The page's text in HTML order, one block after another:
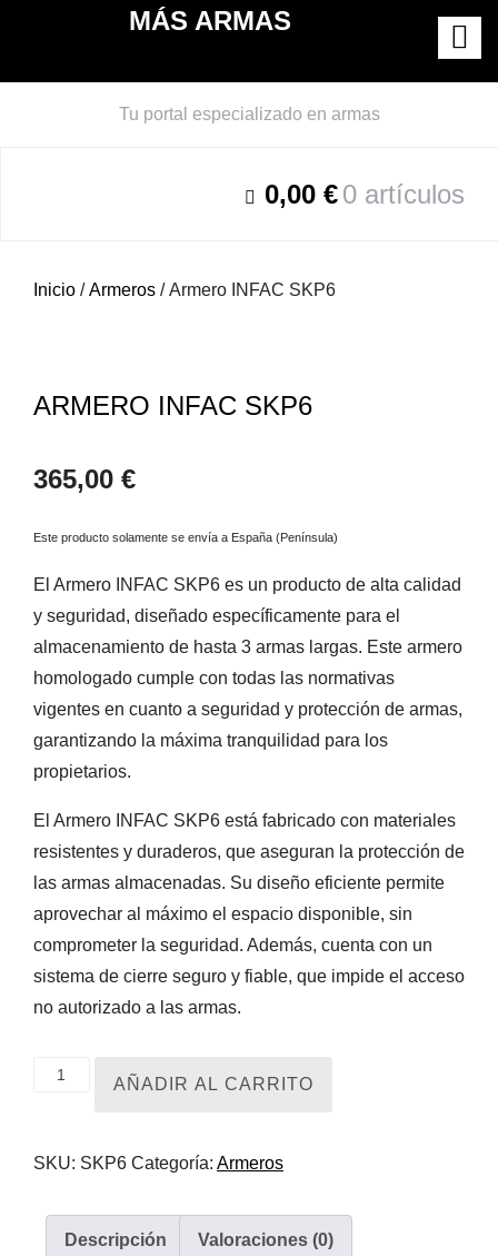
MÁS ARMAS
Tu portal especializado en armas
0,00 €0 artículos
Inicio /Armeros / Armero INFAC SKP6
ARMERO INFAC SKP6
365,00 €
Este producto solamente se envía a España (Península)
El Armero INFAC SKP6 es un producto de alta calidad
y seguridad, diseñado específicamente para el
almacenamiento de hasta 3 armas largas. Este armero
homologado cumple con todas las normativas
vigentes en cuanto a seguridad y protección de armas,
garantizando la máxima tranquilidad para los
propietarios.
El Armero INFAC SKP6 está fabricado con materiales
resistentes y duraderos, que aseguran la protección de
las armas almacenadas. Su diseño eficiente permite
aprovechar al máximo el espacio disponible, sin
comprometer la seguridad. Además, cuenta con un
sistema de cierre seguro y fiable, que impide el acceso
no autorizado a las armas.
Armero
cantidad
AÑADIR AL CARRITO
SKU: SKP6 Categoría: Armeros
Descripción Valoraciones (0)